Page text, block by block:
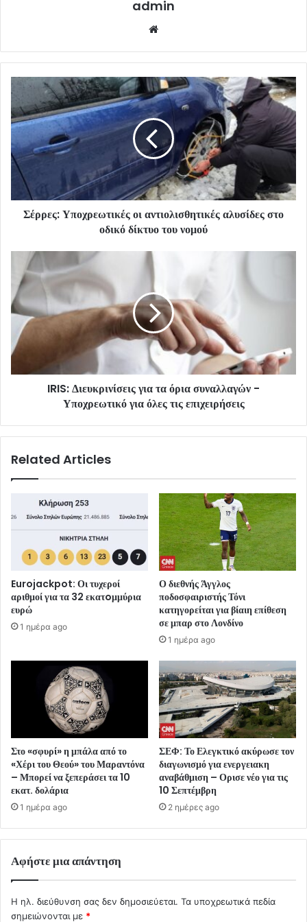
admin
Σέρρες: Υποχρεωτικές οι αντιολισθητικές αλυσίδες στο
οδικό δίκτυο του νομού
IRIS: Διευκρινίσεις για τα όρια συναλλαγών -
Υποχρεωτικό για όλες τις επιχειρήσεις
Related Articles
Eurojackpot: Οι τυχεροί
αριθμοί για τα 32 εκατoμμύρια
ευρώ
1 ημέρα ago
Ο διεθνής Άγγλος
ποδοσφαιριστής Τόνι
κατηγορείται για βίαιη επίθεση
σε μπαρ στο Λονδίνο
1 ημέρα ago
Στο «σφυρί» η μπάλα από το
«Χέρι του Θεού» του Μαραντόνα
– Μπορεί να ξεπεράσει τα 10
εκατ. δολάρια
1 ημέρα ago
ΣΕΦ: Το Ελεγκτικό ακύρωσε τον
διαγωνισμό για ενεργειακη
αναβάθμιση – Ορισε νέο για τις
10 Σεπτέμβρη
2 ημέρες ago
Αφήστε μια απάντηση
Η ηλ. διεύθυνση σας δεν δημοσιεύεται. Τα υποχρεωτικά πεδία
σημειώνονται με *